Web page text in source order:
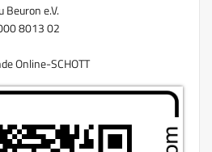
e.V.
8013 02
Online-SCHOTT